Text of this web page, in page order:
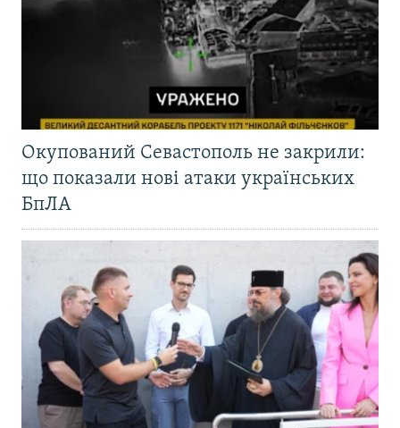
Окупований Севастополь не закрили:
що показали нові атаки українських
БпЛА